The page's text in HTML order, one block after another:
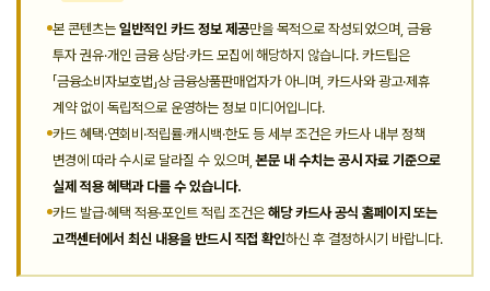
본 콘텐츠는 일반적인 카드 정보 제공만을 목적으로 작성되었으며, 금융
투자 권유·개인 금융 상담·카드 모집에 해당하지 않습니다. 카드팁은
「금융소비자보호법」상 금융상품판매업자가 아니며, 카드사와 광고·제휴
계약 없이 독립적으로 운영하는 정보 미디어입니다.
카드 혜택·연회비·적립률·캐시백·한도 등 세부 조건은 카드사 내부 정책
변경에 따라 수시로 달라질 수 있으며,본문 내 수치는 공시 자료 기준으로
실제 적용 혜택과 다를 수 있습니다.
카드 발급·혜택 적용·포인트 적립 조건은 해당 카드사 공식 홈페이지 또는
고객센터에서 최신 내용을 반드시 직접 확인하신 후 결정하시기 바랍니다.